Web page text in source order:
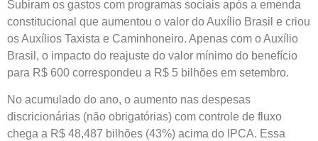
Subiram os gastos com programas sociais após a emenda
constitucional que aumentou o valor do Auxílio Brasil e criou
os Auxílios Taxista e Caminhoneiro. Apenas com o Auxílio
Brasil, o impacto do reajuste do valor mínimo do benefício
para R$ 600 correspondeu a R$ 5 bilhões em setembro.
No acumulado do ano, o aumento nas despesas
discricionárias (não obrigatórias) com controle de fluxo
chega a R$ 48,487 bilhões (43%) acima do IPCA. Essa